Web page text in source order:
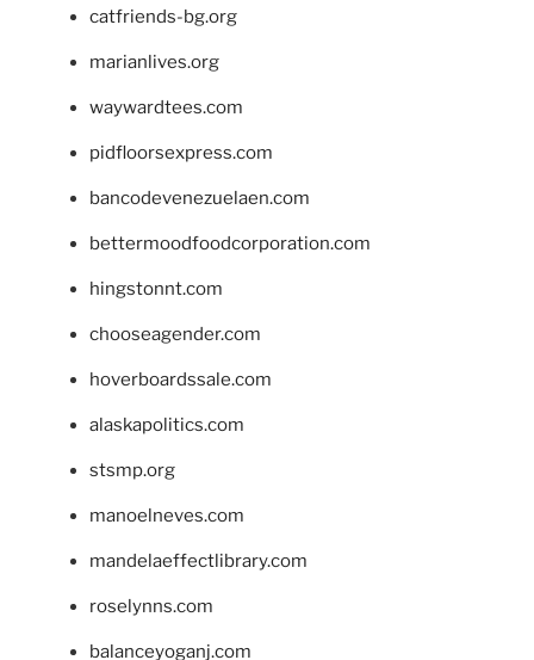
catfriends-bg.org
marianlives.org
waywardtees.com
pidfloorsexpress.com
bancodevenezuelaen.com
bettermoodfoodcorporation.com
hingstonnt.com
chooseagender.com
hoverboardssale.com
alaskapolitics.com
stsmp.org
manoelneves.com
mandelaeffectlibrary.com
roselynns.com
balanceyoganj.com